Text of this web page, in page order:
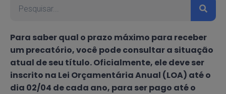
Para saber qual o prazo máximo para receber
um precatório, você pode consultar a situação
atual de seu título. Oficialmente, ele deve ser
inscrito na Lei Orçamentária Anual (LOA) até o
dia 02/04 de cada ano, para ser pago até o